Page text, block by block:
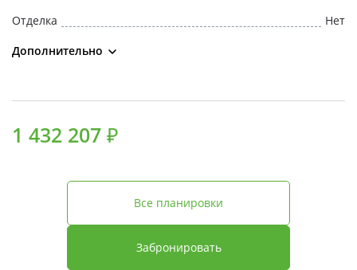
Работа
Отделка
Нет
Дополнительно
1 432 207 ₽
Забронировать
Все планировки